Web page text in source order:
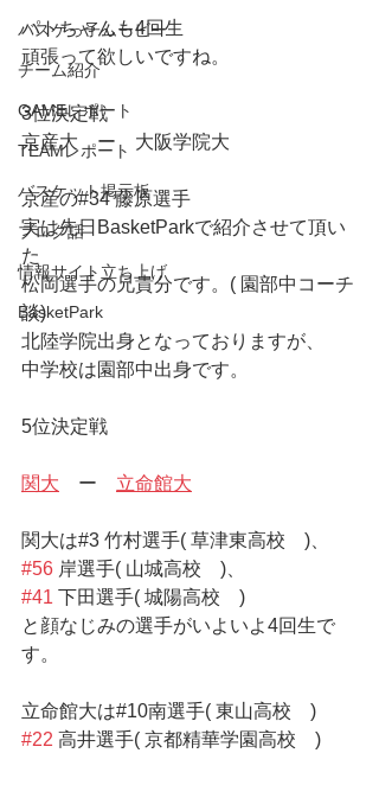
バスケっ子ムービー
チーム紹介
GAMEレポート
TEAMレポート
バスケット掲示板
ブログ話
情報サイト立ち上げ
BasketPark
パトちゃんも4回生
頑張って欲しいですね。
3位決定戦
京産大　ー　大阪学院大
京産の#34 藤原選手
実は先日BasketParkで紹介させて頂い
た
松岡選手の兄貴分です。( 園部中コーチ
談)
北陸学院出身となっておりますが、
中学校は園部中出身です。
5位決定戦
関大 ー 立命館大
関大は#3 竹村選手( 草津東高校　)、
#56 岸選手( 山城高校　)、
#41 下田選手( 城陽高校　)
と顔なじみの選手がいよいよ4回生で
す。
立命館大は#10南選手( 東山高校　)
#22 高井選手( 京都精華学園高校　)